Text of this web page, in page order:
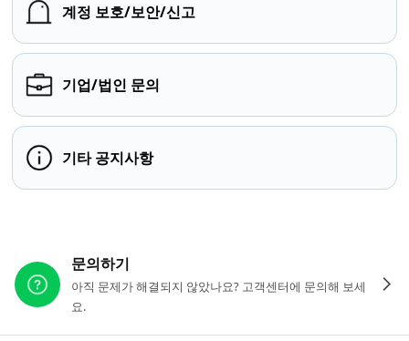
계정 보호/보안/신고
기업/법인 문의
기타 공지사항
문의하기
아직 문제가 해결되지 않았나요? 고객센터에 문의해 보세
요.